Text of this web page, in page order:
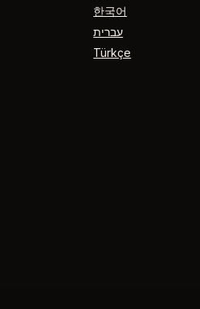
한국어
עברית
Türkçe